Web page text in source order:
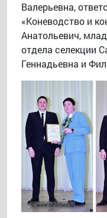
Валерьевна,
«Коневодство и
Анатольевич,
отдела селекции
Геннадьевна и